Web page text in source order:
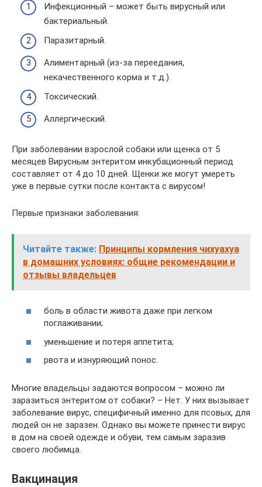
Инфекционный – может быть вирусный или
бактериальный.
Паразитарный.
Алиментарный (из-за переедания,
некачественного корма и т.д.).
Токсический.
Аллергический.
При заболевании взрослой собаки или щенка от 5
месяцев Вирусным энтеритом инкубационный период
составляет от 4 до 10 дней. Щенки же могут умереть
уже в первые сутки после контакта с вирусом!
Первые признаки заболевания:
Читайте также: Принципы кормления чихуахуа
в домашних условиях: общие рекомендации и
отзывы владельцев
боль в области живота даже при легком
поглаживании;
уменьшение и потеря аппетита;
рвота и изнуряющий понос.
Многие владельцы задаются вопросом – можно ли
заразиться энтеритом от собаки? – Нет. У них вызывает
заболевание вирус, специфичный именно для псовых, для
людей он не заразен. Однако вы можете принести вирус
в дом на своей одежде и обуви, тем самым заразив
своего любимца.
Вакцинация